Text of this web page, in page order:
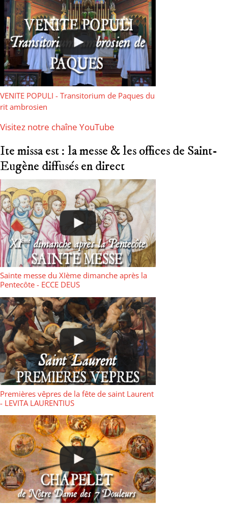
VENITE POPULI - Transitorium de Paques du
rit ambrosien
Visitez notre chaîne YouTube
Ite missa est : la messe & les offices de Saint-
Eugène diffusés en direct
Sainte messe du XIème dimanche après la
Pentecôte - ECCE DEUS
Premières vêpres de la fête de saint Laurent
- LEVITA LAURENTIUS